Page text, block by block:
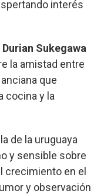
interés
Durian Sukegawa
la amistad entre
que
cocina y la
de la uruguaya
y sensible sobre
crecimiento en el
y observación